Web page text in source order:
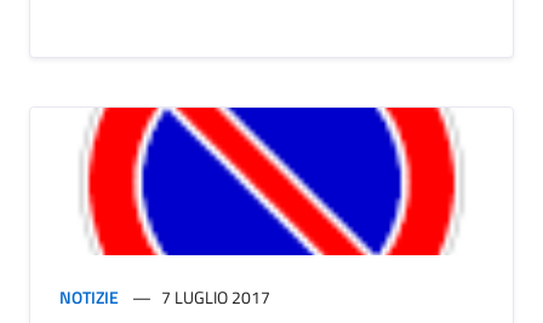
NOTIZIE 7 LUGLIO 2017